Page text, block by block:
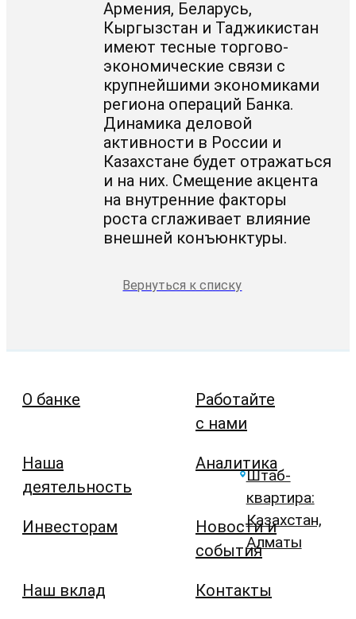
Армения, Беларусь,
Кыргызстан и Таджикистан
имеют тесные торгово-
экономические связи с
крупнейшими экономиками
региона операций Банка.
Динамика деловой
активности в России и
Казахстане будет отражаться
и на них. Смещение акцента
на внутренние факторы
роста сглаживает влияние
внешней конъюнктуры.
Вернуться к списку
О банке
Наша
деятельность
Инвесторам
Наш вклад
Работайте
с нами
Аналитика
Новости и
события
Контакты
Штаб-
квартира:
Казахстан,
Алматы